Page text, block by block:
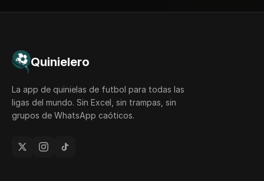
Quinielero
La app de quinielas de futbol para todas las
ligas del mundo. Sin Excel, sin trampas, sin
grupos de WhatsApp caóticos.